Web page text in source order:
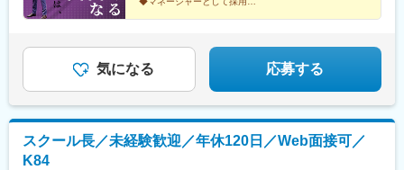
方も選べるため、あなたの理想のライフスタイルに合った働き方
す。詳細は別途お問い合わせください。
駅、北千住駅、葛西駅、西葛西駅、三軒茶屋駅、高田馬場駅、辻
駅、上大岡駅、横浜駅、平沼橋駅、みなとみらい駅、本郷駅(長野
県)、北長野駅、安茂里駅、篠ノ井駅、南松本駅、新潟駅、大町駅
(富山県)、野町駅、小松駅、武生駅、桜橋駅(静岡県)、春日町駅、
駅、野並駅、金山駅(愛知県)、尾張一宮駅、春田駅、上飯田駅、勝
川駅、小幡駅、三郷駅(愛知県)、瀬戸口駅、藤が丘駅(愛知県)、長
◆転勤なしもOK
気になる 応募する
スクール長／未経験歓迎／年休120日／Web面接可／
K84